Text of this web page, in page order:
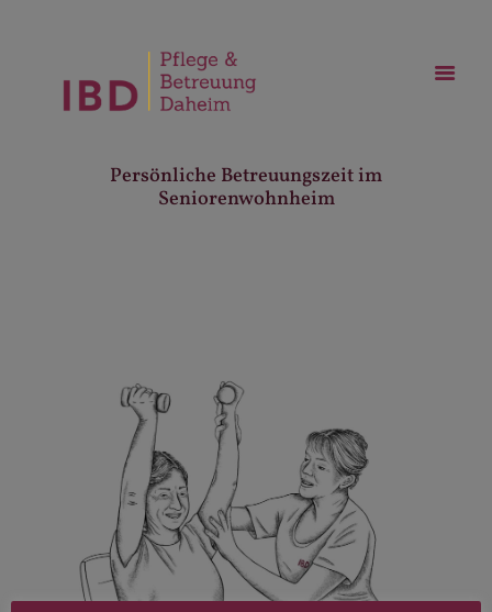
Persönliche Betreuungszeit im
Seniorenwohnheim